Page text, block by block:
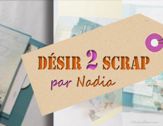
content